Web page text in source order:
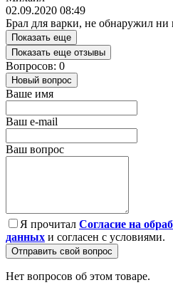
02.09.2020 08:49
Брал для варки, не обнаружил ни
Показать еще
Показать еще отзывы
Вопросов: 0
Новый вопрос
Ваше имя
Ваш e-mail
Ваш вопрос
Я прочитал Согласие на
данных и согласен с условиями.
Отправить свой вопрос
Нет вопросов об этом товаре.